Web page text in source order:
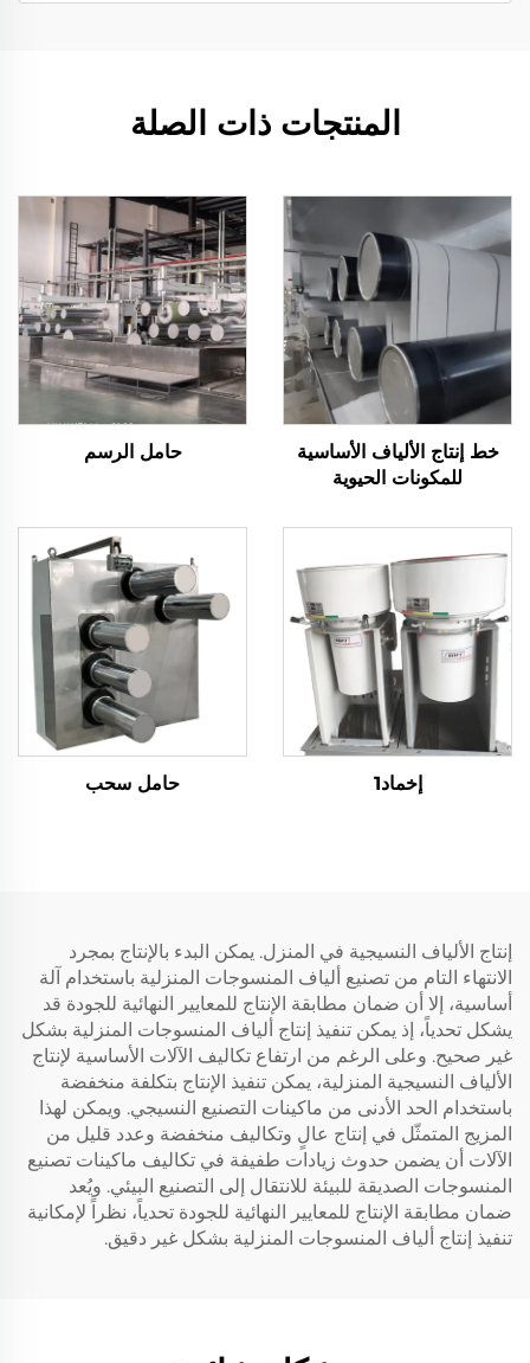
المنتجات ذات الصلة
خط إنتاج الألياف الأساسية
للمكونات الحيوية
حامل الرسم
إخماد1 حامل سحب
إنتاج الألياف النسيجية في المنزل. يمكن البدء بالإنتاج بمجرد
الانتهاء التام من تصنيع ألياف المنسوجات المنزلية باستخدام آلة
أساسية، إلا أن ضمان مطابقة الإنتاج للمعايير النهائية للجودة قد
يشكل تحدياً، إذ يمكن تنفيذ إنتاج ألياف المنسوجات المنزلية بشكل
غير صحيح. وعلى الرغم من ارتفاع تكاليف الآلات الأساسية لإنتاج
الألياف النسيجية المنزلية، يمكن تنفيذ الإنتاج بتكلفة منخفضة
باستخدام الحد الأدنى من ماكينات التصنيع النسيجي. ويمكن لهذا
المزيج المتمثّل في إنتاج عالٍ وتكاليف منخفضة وعدد قليل من
الآلات أن يضمن حدوث زيادات طفيفة في تكاليف ماكينات تصنيع
المنسوجات الصديقة للبيئة للانتقال إلى التصنيع البيئي. ويُعد
ضمان مطابقة الإنتاج للمعايير النهائية للجودة تحدياً، نظراً لإمكانية
تنفيذ إنتاج ألياف المنسوجات المنزلية بشكل غير دقيق.